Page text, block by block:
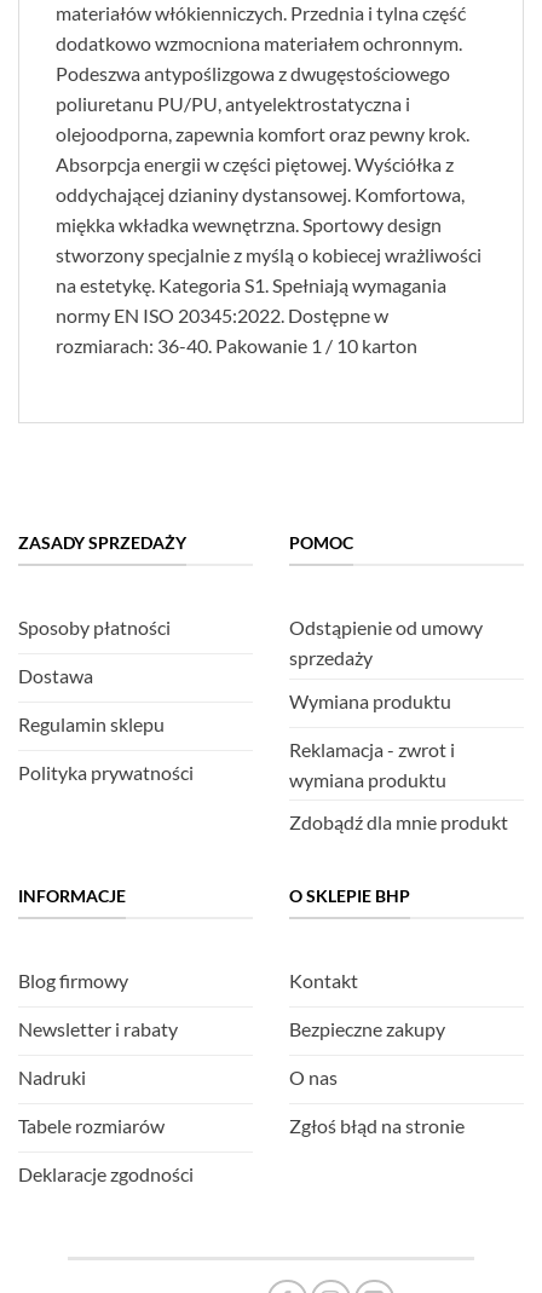
materiałów włókienniczych. Przednia i tylna część
dodatkowo wzmocniona materiałem ochronnym.
Podeszwa antypoślizgowa z dwugęstościowego
poliuretanu PU/PU, antyelektrostatyczna i
olejoodporna, zapewnia komfort oraz pewny krok.
Absorpcja energii w części piętowej. Wyściółka z
oddychającej dzianiny dystansowej. Komfortowa,
miękka wkładka wewnętrzna. Sportowy design
stworzony specjalnie z myślą o kobiecej wrażliwości
na estetykę. Kategoria S1. Spełniają wymagania
normy EN ISO 20345:2022. Dostępne w
rozmiarach: 36-40. Pakowanie 1 / 10 karton
ZASADY SPRZEDAŻY
Sposoby płatności
Dostawa
Regulamin sklepu
Polityka prywatności
POMOC
Odstąpienie od umowy
sprzedaży
Wymiana produktu
Reklamacja - zwrot i
wymiana produktu
Zdobądź dla mnie produkt
INFORMACJE
Blog firmowy
Newsletter i rabaty
Nadruki
Tabele rozmiarów
Deklaracje zgodności
O SKLEPIE BHP
Kontakt
Bezpieczne zakupy
O nas
Zgłoś błąd na stronie